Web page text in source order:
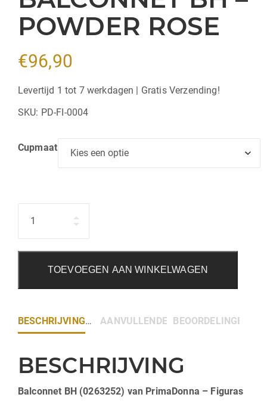
POWDER ROSE
€96,90
Levertijd 1 tot 7 werkdagen | Gratis Verzending!
SKU: PD-FI-0004
Cupmaat
TOEVOEGEN AAN WINKELWAGEN
BESCHRIJVING AANVULLENDE INFORMATIE
BEOORDELINGEN (0)
BESCHRIJVING
Balconnet BH (0263252) van PrimaDonna – Figuras